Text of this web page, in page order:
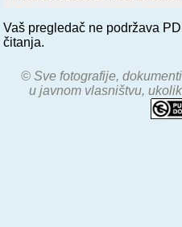
Vaš pregledač ne podržava
čitanja.
© Sve fotografije,
u javnom vlasništvu,